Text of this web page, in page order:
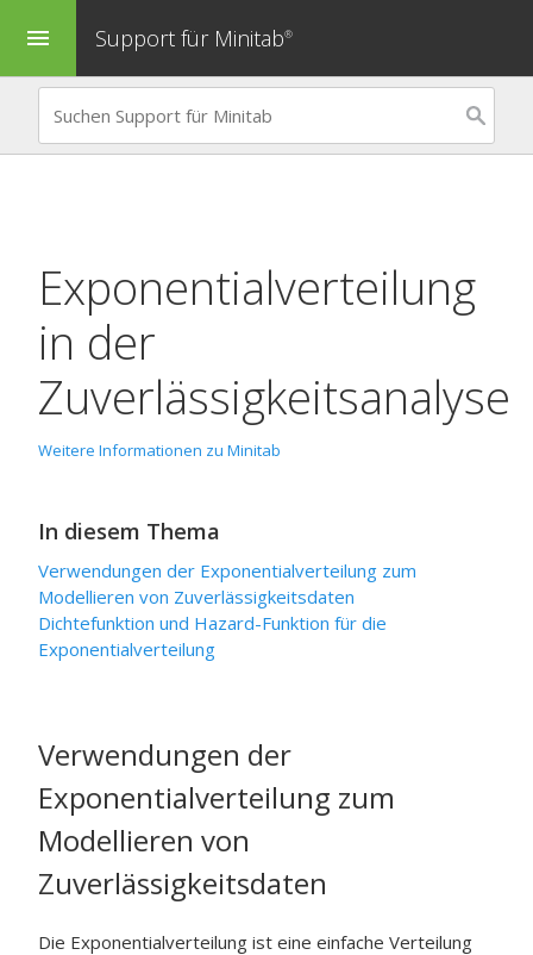
menu Support für Minitab®
Exponentialverteilung
in der
Zuverlässigkeitsanalyse
Weitere Informationen zu Minitab
In diesem Thema
Verwendungen der Exponentialverteilung zum
Modellieren von Zuverlässigkeitsdaten
Dichtefunktion und Hazard-Funktion für die
Exponentialverteilung
Verwendungen der
Exponentialverteilung zum
Modellieren von
Zuverlässigkeitsdaten
Die Exponentialverteilung ist eine einfache Verteilung